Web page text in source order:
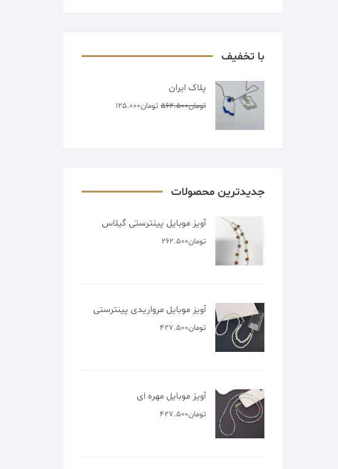
با تخفیف
پلاک ایران
تومان562.500 قیمت
تومان125.000
جدیدترین محصولات
آویز موبایل پینترستی گیلاس
تومان262.500
آویز موبایل مرواریدی پینترستی
تومان427.500
آویز موبایل مهره ای
تومان427.500